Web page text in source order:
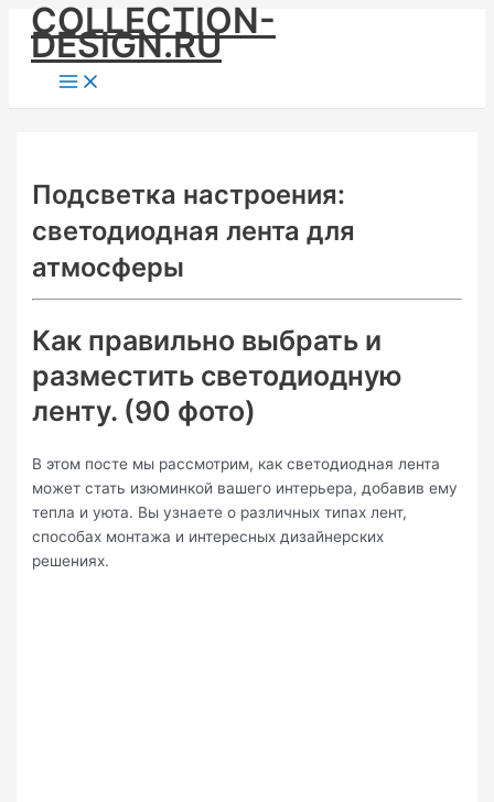
Skip
content
COLLECTION-
DESIGN.RU
Main
Menu
Подсветка настроения:
светодиодная лента для
атмосферы
Как правильно выбрать и
разместить светодиодную
ленту. (90 фото)
В этом посте мы рассмотрим, как светодиодная лента
может стать изюминкой вашего интерьера, добавив ему
тепла и уюта. Вы узнаете о различных типах лент,
способах монтажа и интересных дизайнерских
решениях.